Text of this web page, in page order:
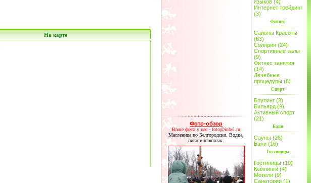
На карте
Фото-обзор
Ваше фото у нас - foto@inbel.ru
Масленица по Белгородски. Водка,
пиво и шашлык.
языков (4)
Интернет трейдинг
(3)
Фитнес
Салоны Красоты
(63)
Солярии (24)
Спортивные залы
(9)
Фитнес занятия
(14)
Лечебные
процедуры (8)
Спорт
Боулинг (2)
Бильярд (9)
Активный спорт
(21)
Бани
Сауны (28)
Бани (16)
Гостиницы
Гостиницы (19)
Кемпинги (4)
Мотели (9)
Санатории (1)